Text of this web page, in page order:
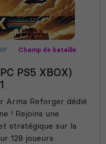
Champ de bataille
PS5 XBOX)
Arma Reforger dédié
! Rejoins une
stratégique sur la
128 joueurs